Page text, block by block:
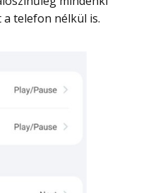
telefon nélkül is.